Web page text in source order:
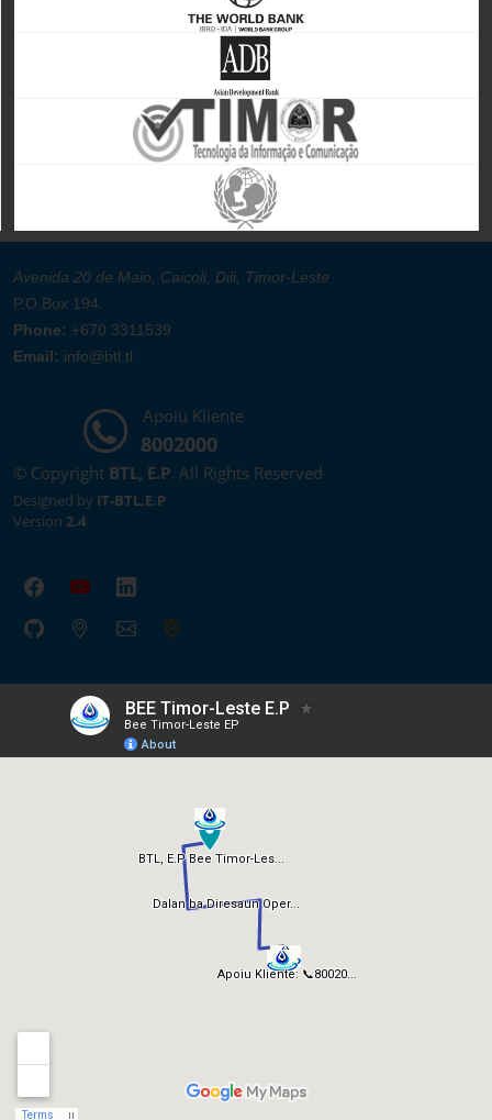
Avenida 20 de Maio, Caicoli, Dili, Timor-Leste
P.O.Box 194.
Phone: +670 3311539
Email: info@btl.tl
Apoiu Kliente
8002000
© Copyright BTL, E.P. All Rights Reserved
Designed by IT-BTL,E.P
Version 2.4